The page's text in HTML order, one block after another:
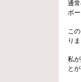
通
ボ
こ
り
私
と